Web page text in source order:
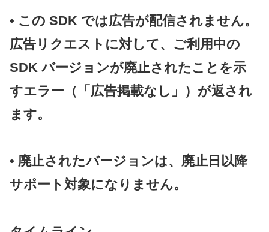
• この SDK では広告が配信されません。
広告リクエストに対して、ご利用中の
SDK バージョンが廃止されたことを示
すエラー（「広告掲載なし」）が返され
ます。
• 廃止されたバージョンは、廃止日以降
サポート対象になりません。